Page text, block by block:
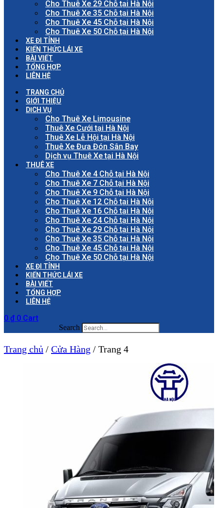
Cho Thuê Xe 29 Chỗ tại Hà Nội
Cho Thuê Xe 35 Chỗ tại Hà Nội
Cho Thuê Xe 45 Chỗ tại Hà Nội
Cho Thuê Xe 50 Chỗ tại Hà Nội
XE ĐI TỈNH
KIẾN THỨC LÁI XE
BÀI VIẾT
TỔNG HỢP
LIÊN HỆ
TRANG CHỦ
GIỚI THIỆU
DỊCH VỤ
Cho Thuê Xe Limousine
Thuê Xe Cưới tại Hà Nội
Thuê Xe Lễ Hội tại Hà Nội
Thuê Xe Đưa Đón Sân Bay
Dịch vụ Thuê Xe tại Hà Nội
THUÊ XE
Cho Thuê Xe 4 Chỗ tại Hà Nội
Cho Thuê Xe 7 Chỗ tại Hà Nội
Cho Thuê Xe 9 Chỗ tại Hà Nội
Cho Thuê Xe 12 Chỗ tại Hà Nội
Cho Thuê Xe 16 Chỗ tại Hà Nội
Cho Thuê Xe 24 Chỗ tại Hà Nội
Cho Thuê Xe 29 Chỗ tại Hà Nội
Cho Thuê Xe 35 Chỗ tại Hà Nội
Cho Thuê Xe 45 Chỗ tại Hà Nội
Cho Thuê Xe 50 Chỗ tại Hà Nội
XE ĐI TỈNH
KIẾN THỨC LÁI XE
BÀI VIẾT
TỔNG HỢP
LIÊN HỆ
0 ₫ 0 Cart
Search
Trang chủ / Cửa Hàng / Trang 4